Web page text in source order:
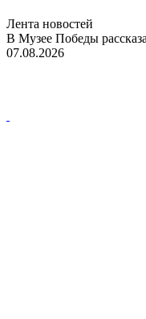
Лента новостей
В Музее Победы
07.08.2026